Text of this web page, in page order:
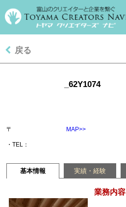
戻る
_62Y1074
〒 MAP>>
・TEL：
基本情報 実績・経験
業務内容